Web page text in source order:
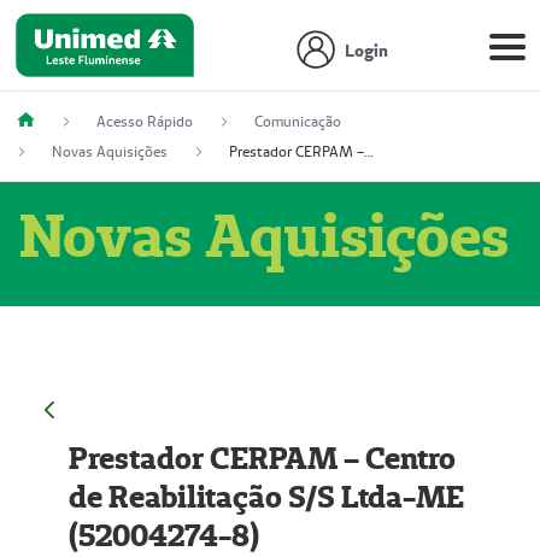
Login
Acesso Rápido
Comunicação
Novas Aquisições
Prestador CERPAM – Centro de Reabilitação S/S Ltda-ME (52004274-8)
Novas Aquisições
Prestador CERPAM – Centro
de Reabilitação S/S Ltda-ME
(52004274-8)